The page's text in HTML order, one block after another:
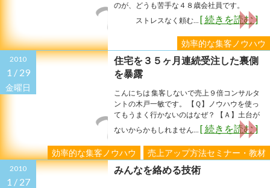
効率的な集客ノウハウ
のが、どうも苦手な４８歳会社員です。
ストレスなく頼む... [ 続きを読む ]
2010
1 / 29
金曜日
効率的な集客ノウハウ 売上アップ方法セミナー・教材
住宅を３５ヶ月連続受注した裏側
を暴露
こんにちは 集客しないで売上９倍コンサルタ
ントの木戸一敏です。 【Ｑ】ノウハウを使っ
てもうまく行かないのはなぜ？ 【Ａ】土台が
ないからかもしれません... [ 続きを読む ]
2010
1 / 27
みんなを絡める技術